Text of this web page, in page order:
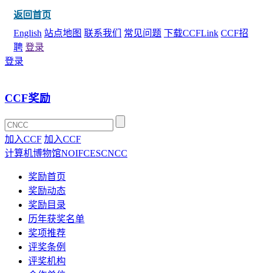
返回首页
English 站点地图 联系我们 常见问题 下载CCFLink CCF招
聘 登录
登录
CCF奖励
加入CCF 加入CCF
计算机博物馆NOIFCESCNCC
奖励首页
奖励动态
奖励目录
历年获奖名单
奖项推荐
评奖条例
评奖机构